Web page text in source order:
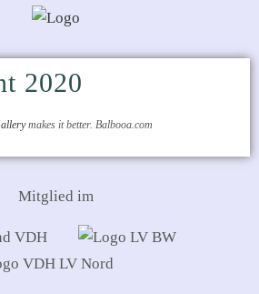
2020
makes it better. Balbooa.com
Mitglied im